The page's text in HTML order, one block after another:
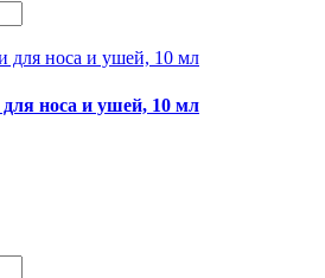
носа и ушей, 10 мл